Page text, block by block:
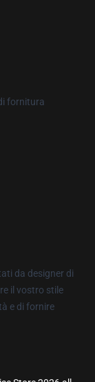
fornitura
da designer di
il vostro stile
e di fornire